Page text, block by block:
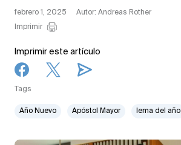
febrero 1, 2025
Autor: Andreas Rother
Imprimir
Imprimir este artículo
Tags
Año Nuevo Apóstol Mayor lema del año